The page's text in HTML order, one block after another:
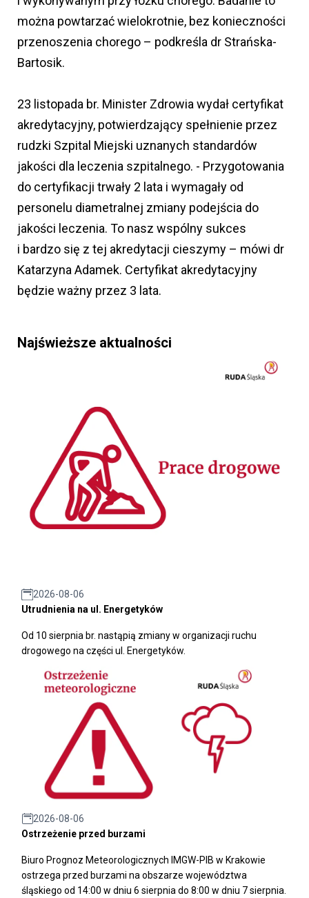
można powtarzać wielokrotnie, bez konieczności
przenoszenia chorego – podkreśla dr Strańska-
Bartosik.
23 listopada br. Minister Zdrowia wydał certyfikat
akredytacyjny, potwierdzający spełnienie przez
rudzki Szpital Miejski uznanych standardów
jakości dla leczenia szpitalnego. - Przygotowania
do certyfikacji trwały 2 lata i wymagały od
personelu diametralnej zmiany podejścia do
jakości leczenia. To nasz wspólny sukces
i bardzo się z tej akredytacji cieszymy – mówi dr
Katarzyna Adamek. Certyfikat akredytacyjny
będzie ważny przez 3 lata.
Najświeższe aktualności
2026-08-06
Utrudnienia na ul. Energetyków
Od 10 sierpnia br. nastąpią zmiany w organizacji ruchu
drogowego na części ul. Energetyków.
2026-08-06
Ostrzeżenie przed burzami
Biuro Prognoz Meteorologicznych IMGW-PIB w Krakowie
ostrzega przed burzami na obszarze województwa
śląskiego od 14:00 w dniu 6 sierpnia do 8:00 w dniu 7 sierpnia.